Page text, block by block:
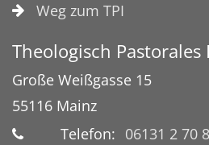
Weg zum TPI
Theologisch Pastorales
Große Weißgasse 15
55116 Mainz
Telefon: 06131 2 70